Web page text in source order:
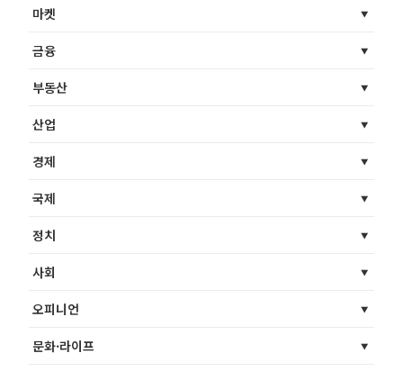
마켓
금융
부동산
산업
경제
국제
정치
사회
오피니언
문화·라이프